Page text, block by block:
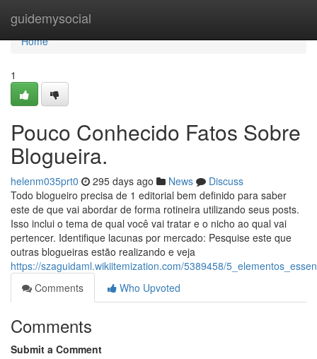
guidemysocial
Home
Home
1
Pouco Conhecido Fatos Sobre
Blogueira.
helenm035prt0 295 days ago News
Discuss
Todo blogueiro precisa de 1 editorial bem definido para saber
este de que vai abordar de forma rotineira utilizando seus posts.
Isso inclui o tema de qual você vai tratar e o nicho ao qual vai
pertencer. Identifique lacunas por mercado: Pesquise este que
outras blogueiras estão realizando e veja
https://szaguidaml.wikiitemization.com/5389458/
Comments
Who Upvoted
Comments
Submit a Comment